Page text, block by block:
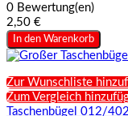
0 Bewertung(en)
2,50 €
In den Warenkorb
Zur Wunschliste
Zum Vergleich
Taschenbügel 012/